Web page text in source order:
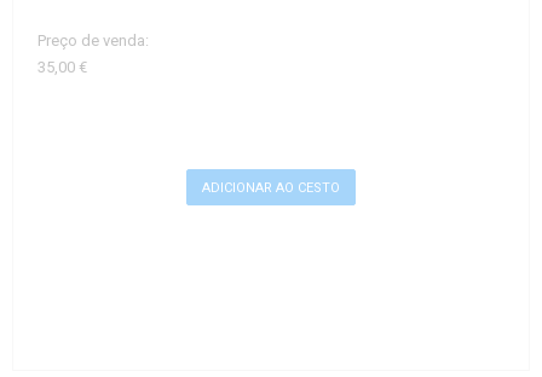
Preço de venda:
35,00 €